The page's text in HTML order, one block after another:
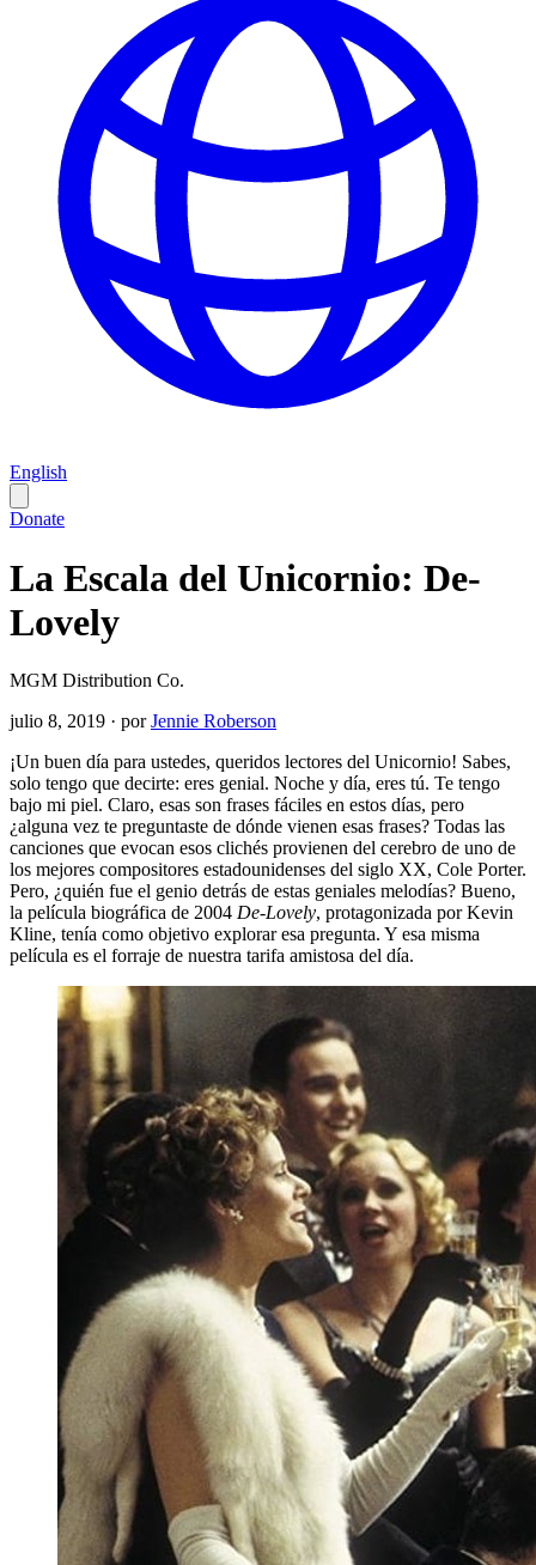
English
Donate
La Escala del Unicornio: De-
Lovely
MGM Distribution Co.
julio 8, 2019 · porJennie Roberson
¡Un buen día para ustedes, queridos lectores del Unicornio! Sabes,
solo tengo que decirte: eres genial. Noche y día, eres tú. Te tengo
bajo mi piel. Claro, esas son frases fáciles en estos días, pero
¿alguna vez te preguntaste de dónde vienen esas frases? Todas las
canciones que evocan esos clichés provienen del cerebro de uno de
los mejores compositores estadounidenses del siglo XX, Cole Porter.
Pero, ¿quién fue el genio detrás de estas geniales melodías? Bueno,
la película biográfica de 2004 De-Lovely, protagonizada por Kevin
Kline, tenía como objetivo explorar esa pregunta. Y esa misma
película es el forraje de nuestra tarifa amistosa del día.